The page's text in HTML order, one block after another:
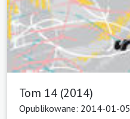
Tom 14 (2014)
Opublikowane: 2014-01-05